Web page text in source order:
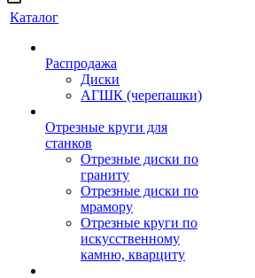
Каталог
Распродажа
Диски
АГШК (черепашки)
Отрезные круги для
станков
Отрезные диски по
граниту
Отрезные диски по
мрамору
Отрезные круги по
искусственному
камню, кварциту